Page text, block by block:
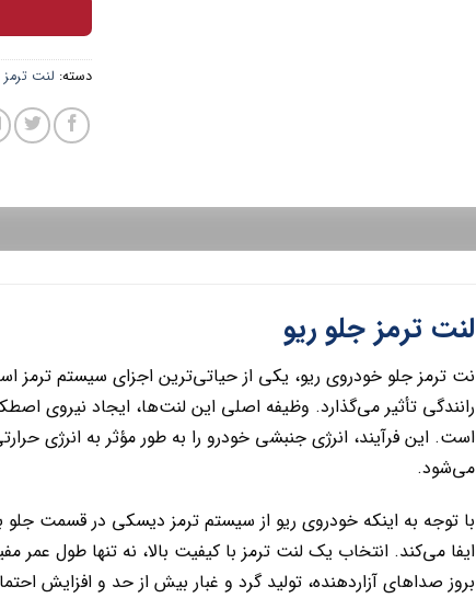
دسته: لنت ترمز
لنت ترمز جلو ریو
نت ترمز جلو خودروی ریو، یکی از حیاتی‌ترین اجزای سیستم ترمز
رانندگی تأثیر می‌گذارد. وظیفه اصلی این لنت‌ها، ایجاد نیروی
است. این فرآیند، انرژی جنبشی خودرو را به طور مؤثر به انرژی
می‌شود.
با توجه به اینکه خودروی ریو از سیستم ترمز دیسکی در قسمت
ایفا می‌کند. انتخاب یک لنت ترمز با کیفیت بالا، نه تنها طول
بروز صداهای آزاردهنده، تولید گرد و غبار بیش از حد و افزایش